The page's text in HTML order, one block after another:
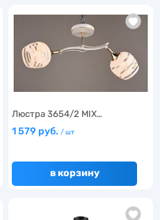
Люстра 3654/2 MIX…
1 579 руб. / шт
в корзину